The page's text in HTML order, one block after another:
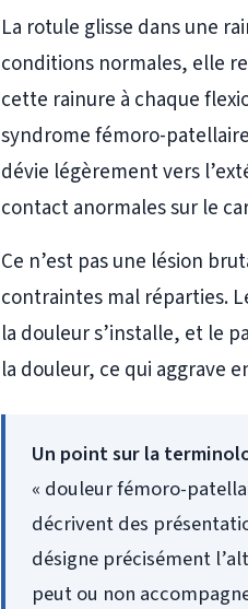
La rotule glisse dans une
conditions normales, elle
cette rainure à chaque
syndrome fémoro-
dévie légèrement vers
contact anormales sur le
Ce n’est pas une lésion
contraintes mal réparties.
la douleur s’installe, et le
la douleur, ce qui aggrave
Un point sur la
« douleur fémoro-
décrivent des
désigne précisément
peut ou non